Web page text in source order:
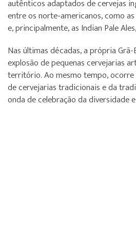
autênticos adaptados de cervejas
entre os norte-americanos, como
e, principalmente, as Indian Pale
Nas últimas décadas, a própria
explosão de pequenas cervejarias
território. Ao mesmo tempo,
de cervejarias tradicionais e da
onda de celebração da diversidade